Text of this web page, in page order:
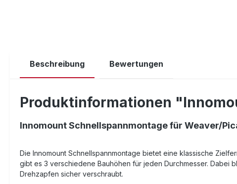
Beschreibung Bewertungen
Produktinformationen
Innomount Schnellspannmontage für Weaver/
Die Innomount Schnellspannmontage bietet eine klassische
gibt es 3 verschiedene Bauhöhen für jeden Durchmesser. Dabei
Drehzapfen sicher verschraubt.